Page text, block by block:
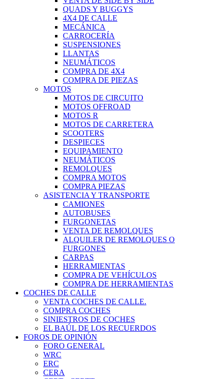
QUADS Y BUGGYS
4X4 DE CALLE
MECÁNICA
CARROCERÍA
SUSPENSIONES
LLANTAS
NEUMÁTICOS
COMPRA DE 4X4
COMPRA DE PIEZAS
MOTOS
MOTOS DE CIRCUITO
MOTOS OFFROAD
MOTOS R
MOTOS DE CARRETERA
SCOOTERS
DESPIECES
EQUIPAMIENTO
NEUMÁTICOS
REMOLQUES
COMPRA MOTOS
COMPRA PIEZAS
ASISTENCIA Y TRANSPORTE
CAMIONES
AUTOBUSES
FURGONETAS
VENTA DE REMOLQUES
ALQUILER DE REMOLQUES O
FURGONES
CARPAS
HERRAMIENTAS
COMPRA DE VEHÍCULOS
COMPRA DE HERRAMIENTAS
COCHES DE CALLE
VENTA COCHES DE CALLE.
COMPRA COCHES
SINIESTROS DE COCHES
EL BAÚL DE LOS RECUERDOS
FOROS DE OPINIÓN
FORO GENERAL
WRC
ERC
CERA